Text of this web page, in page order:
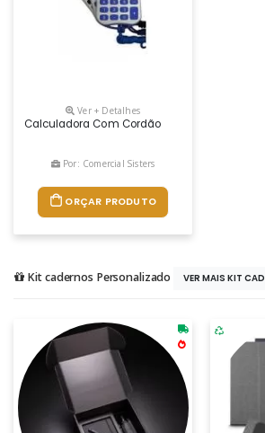
Ver + Detalhes
Calculadora Com Cordão
Por: Comercial Sisters
ORÇAR PRODUTO
Kit cadernos Personalizado VER MAIS KIT